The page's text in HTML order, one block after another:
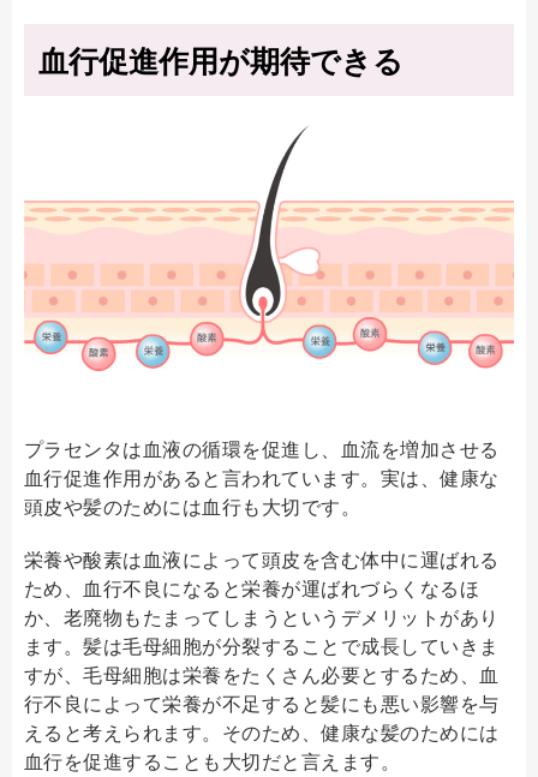
血行促進作用が期待できる
プラセンタは血液の循環を促進し、血流を増加させる
血行促進作用があると言われています。実は、健康な
頭皮や髪のためには血行も大切です。
栄養や酸素は血液によって頭皮を含む体中に運ばれる
ため、血行不良になると栄養が運ばれづらくなるほ
か、老廃物もたまってしまうというデメリットがあり
ます。髪は毛母細胞が分裂することで成長していきま
すが、毛母細胞は栄養をたくさん必要とするため、血
行不良によって栄養が不足すると髪にも悪い影響を与
えると考えられます。そのため、健康な髪のためには
血行を促進することも大切だと言えます。